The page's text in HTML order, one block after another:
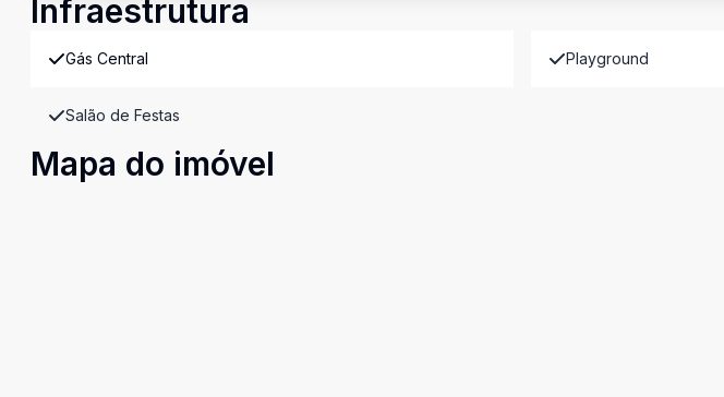
Infraestrutura
Gás Central Playground
Salão de Festas
Mapa do imóvel